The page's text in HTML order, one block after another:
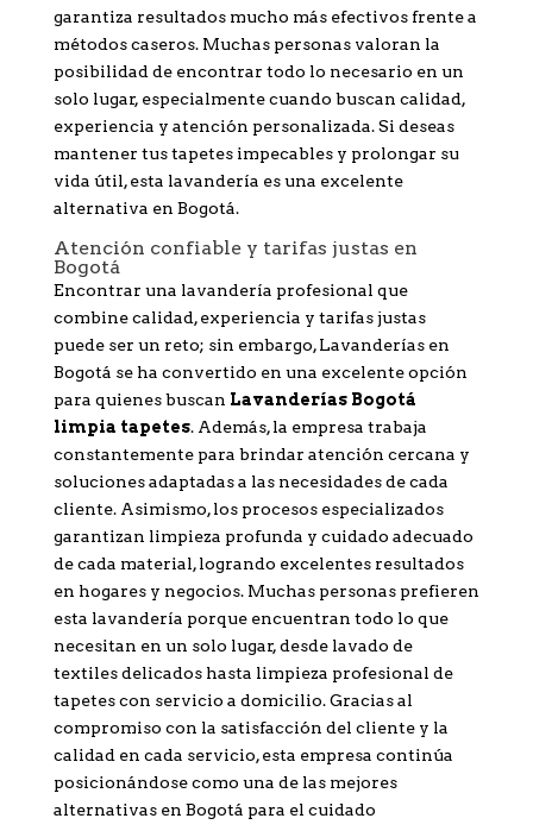
garantiza resultados mucho más efectivos frente a
métodos caseros. Muchas personas valoran la
posibilidad de encontrar todo lo necesario en un
solo lugar, especialmente cuando buscan calidad,
experiencia y atención personalizada. Si deseas
mantener tus tapetes impecables y prolongar su
vida útil, esta lavandería es una excelente
alternativa en Bogotá.
Atención confiable y tarifas justas en
Bogotá
Encontrar una lavandería profesional que
combine calidad, experiencia y tarifas justas
puede ser un reto; sin embargo, Lavanderías en
Bogotá se ha convertido en una excelente opción
para quienes buscan Lavanderías Bogotá
limpia tapetes. Además, la empresa trabaja
constantemente para brindar atención cercana y
soluciones adaptadas a las necesidades de cada
cliente. Asimismo, los procesos especializados
garantizan limpieza profunda y cuidado adecuado
de cada material, logrando excelentes resultados
en hogares y negocios. Muchas personas prefieren
esta lavandería porque encuentran todo lo que
necesitan en un solo lugar, desde lavado de
textiles delicados hasta limpieza profesional de
tapetes con servicio a domicilio. Gracias al
compromiso con la satisfacción del cliente y la
calidad en cada servicio, esta empresa continúa
posicionándose como una de las mejores
alternativas en Bogotá para el cuidado